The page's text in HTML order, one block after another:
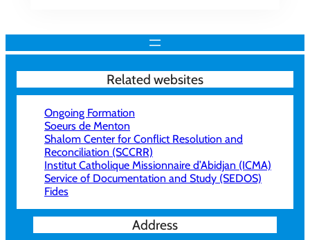
Related websites
Ongoing Formation
Soeurs de Menton
Shalom Center for Conflict Resolution and
Reconciliation (SCCRR)
Institut Catholique Missionnaire d’Abidjan (ICMA)
Service of Documentation and Study (SEDOS)
Fides
Address